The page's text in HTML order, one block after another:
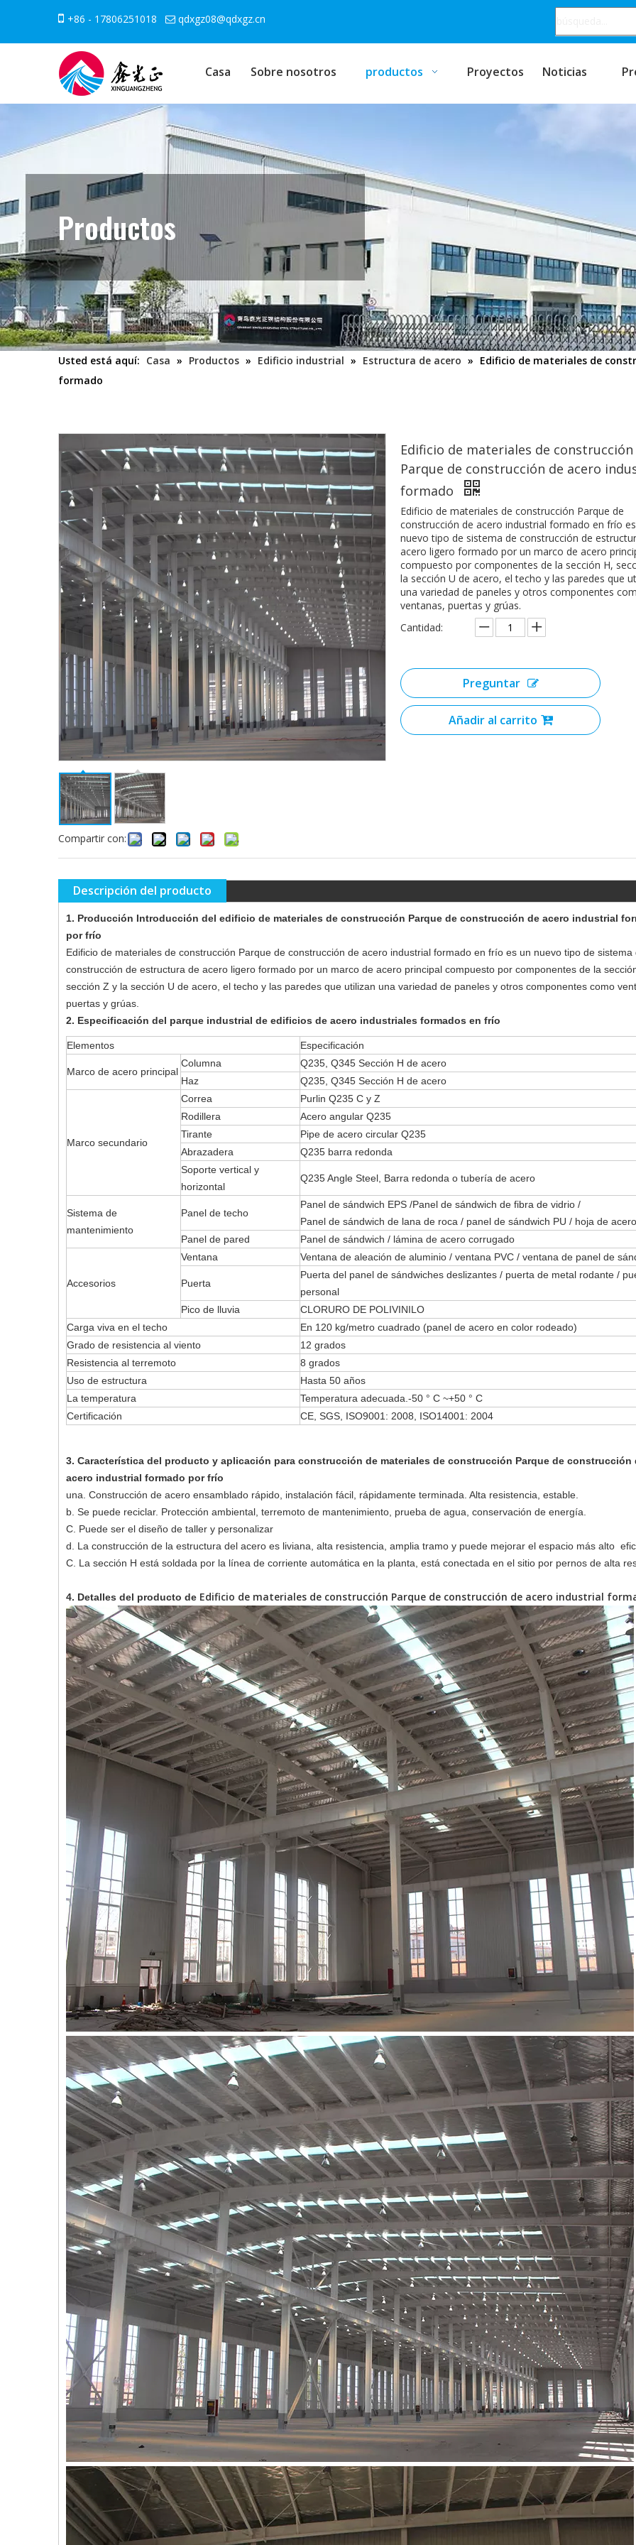
 +86 - 17806251018  qdxgz08@qdxgz.cn
Casa Sobre nosotros productos Proyectos Noticias
Productos
Usted está aquí: Casa » Productos » Edificio industrial » Estructura de acero » Edificio de materiales de
formado
Compartir con:
Edificio de materiales de construcción
Parque de construcción de acero
formado
Edificio de materiales de construcción Parque de
construcción de acero industrial formado en frío
nuevo tipo de sistema de construcción de
acero ligero formado por un marco de acero
compuesto por componentes de la sección H,
la sección U de acero, el techo y las paredes que
una variedad de paneles y otros componentes
ventanas, puertas y grúas.
Cantidad:
Preguntar
Añadir al carrito
Descripción del producto
1. Producción Introducción del edificio de materiales de construcción Parque de construcción de acero industrial
por frío
Edificio de materiales de construcción Parque de construcción de acero industrial formado en frío es un nuevo tipo de sistema
construcción de estructura de acero ligero formado por un marco de acero principal compuesto por componentes de la
sección Z y la sección U de acero, el techo y las paredes que utilizan una variedad de paneles y otros componentes como
puertas y grúas.
2. Especificación del parque industrial de edificios de acero industriales formados en frío
Elementos Especificación
Marco de acero principal
Columna
Q235, Q345 Sección H de acero
Haz
Q235, Q345 Sección H de acero
Marco secundario
Correa
Purlin Q235 C y Z
Rodillera
Acero angular Q235
Tirante
Pipe de acero circular Q235
Abrazadera
Q235 barra redonda
Soporte vertical y
horizontal
Q235 Angle Steel, Barra redonda o tubería de acero
Sistema de
mantenimiento
Panel de techo
Panel de sándwich EPS /Panel de sándwich de fibra de vidrio /
Panel de sándwich de lana de roca / panel de sándwich PU / hoja de acero
Panel de pared
Panel de sándwich / lámina de acero corrugado
Accesorios
Ventana Ventana de aleación de aluminio / ventana PVC / ventana de panel de
Puerta
Puerta del panel de sándwiches deslizantes / puerta de metal rodante /
personal
Pico de lluvia
CLORURO DE POLIVINILO
Carga viva en el techo
En 120 kg/metro cuadrado (panel de acero en color rodeado)
Grado de resistencia al viento
12 grados
Resistencia al terremoto
8 grados
Uso de estructura
Hasta 50 años
La temperatura
Temperatura adecuada.-50 ° C ~+50 ° C
Certificación
CE, SGS, ISO9001: 2008, ISO14001: 2004
3. Característica del producto y aplicación para construcción de materiales de construcción Parque de construcción
acero industrial formado por frío
una. Construcción de acero ensamblado rápido, instalación fácil, rápidamente terminada. Alta resistencia, estable.
b. Se puede reciclar. Protección ambiental, terremoto de mantenimiento, prueba de agua, conservación de energía.
C. Puede ser el diseño de taller y personalizar
d. La construcción de la estructura del acero es liviana, alta resistencia, amplia tramo y puede mejorar el espacio más alto
C. La sección H está soldada por la línea de corriente automática en la planta, está conectada en el sitio por pernos de alta
4. Detalles del producto de Edificio de materiales de construcción Parque de construcción de acero industrial